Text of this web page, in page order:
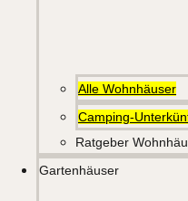
Alle Wohnhäuser
Camping-
Ratgeber
Gartenhäuser